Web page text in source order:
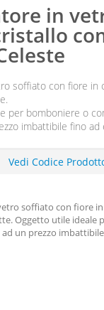
in
soffiato con fiore in
per bomboniere o
imbattibile fino
Vedi Codice
soffiato con fiore
Oggetto utile ideale
un prezzo